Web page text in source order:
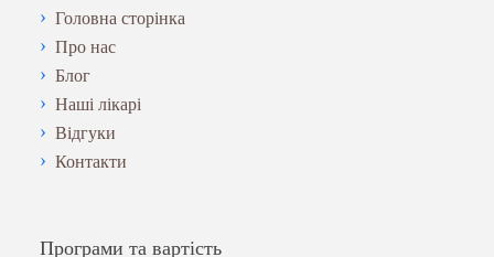
Головна сторінка
Про нас
Блог
Наші лікарі
Відгуки
Контакти
Програми та вартість